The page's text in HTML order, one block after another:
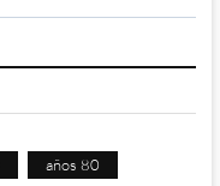
años 80